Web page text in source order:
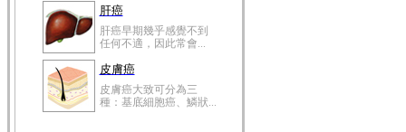
肝癌
肝癌早期幾乎感覺不到
任何不適，因此常會...
皮膚癌
皮膚癌大致可分為三
種：基底細胞癌、鱗狀...